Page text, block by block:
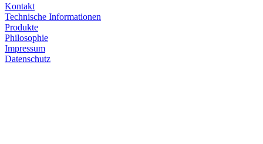
Kontakt
Technische Informationen
Produkte
Philosophie
Impressum
Datenschutz